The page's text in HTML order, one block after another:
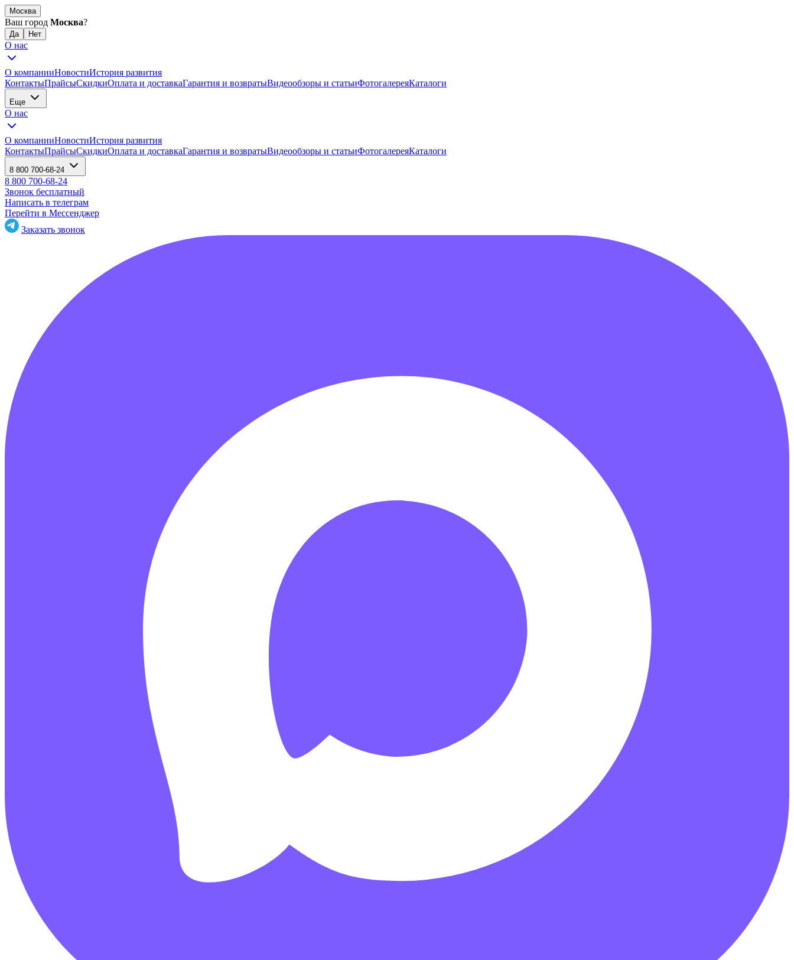
Москва
Ваш город Москва?
О нас
О компанииНовостиИстория развития
КонтактыПрайсыСкидкиОплата и доставкаГарантия и возвратыВидеообзоры и статьиФотогалереяКаталоги
Еще
О нас
О компанииНовостиИстория развития
КонтактыПрайсыСкидкиОплата и доставкаГарантия и возвратыВидеообзоры и статьиФотогалереяКаталоги
8 800 700-68-24
8 800 700-68-24
Звонок бесплатный
Написать в телеграм
Перейти в Мессенджер
Заказать звонок